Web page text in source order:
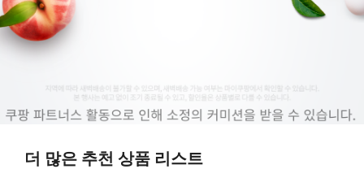
더 많은 추천 상품 리스트